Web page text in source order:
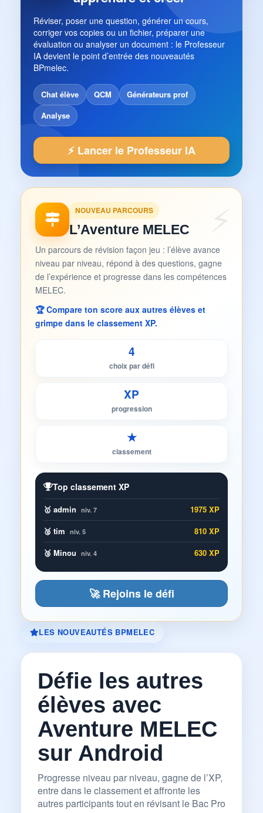
Réviser, poser une question, générer un cours,
corriger vos copies ou un fichier, préparer une
évaluation ou analyser un document : le Professeur
IA devient le point d’entrée des nouveautés
BPmelec.
Chat élève QCM
Générateurs prof
Analyse
⚡ Lancer le Professeur IA
NOUVEAU PARCOURS
L’Aventure MELEC
Un parcours de révision façon jeu : l’élève avance
niveau par niveau, répond à des questions, gagne
de l’expérience et progresse dans les compétences
MELEC.
🏆 Compare ton score aux autres élèves et
grimpe dans le classement XP.
4
choix par défi
XP
progression
★
classement
Top classement XP
🥇 admin niv. 7
1975 XP
🥈 tim niv. 5
810 XP
🥉 Minou niv. 4 630 XP
🚀 Rejoins le défi
LES NOUVEAUTÉS BPMELEC
Défie les autres
élèves avec
Aventure MELEC
sur Android
Progresse niveau par niveau, gagne de l’XP,
entre dans le classement et affronte les
autres participants tout en révisant le Bac Pro